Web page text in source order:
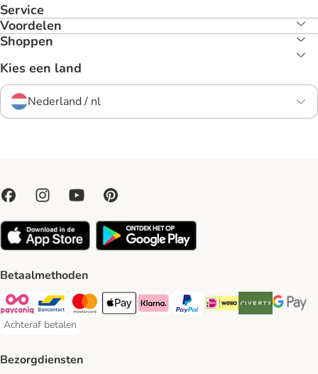
Service
Voordelen
Shoppen
Kies een land
Nederland / nl
Betaalmethoden
Payconiq Payment Method
Bancontact Payment Method
Mastercard Payment Method
Apple Pay Payment Method
Klarna Payment Method
PayPal Payment Method
iDeal Payment Method
Riverty Payment
Google
Achteraf betalen
Achteraf betalen Payment Method
Bezorgdiensten